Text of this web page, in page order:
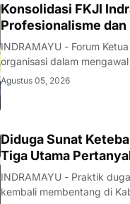
Konsolidasi FKJI
Profesionalisme dan
INDRAMAYU - Forum
organisasi dalam
rapat konsolidasi internal
Agustus 05, 2026
Diduga Sunat
Tiga Utama
INDRAMAYU - Praktik
kembali membentang di